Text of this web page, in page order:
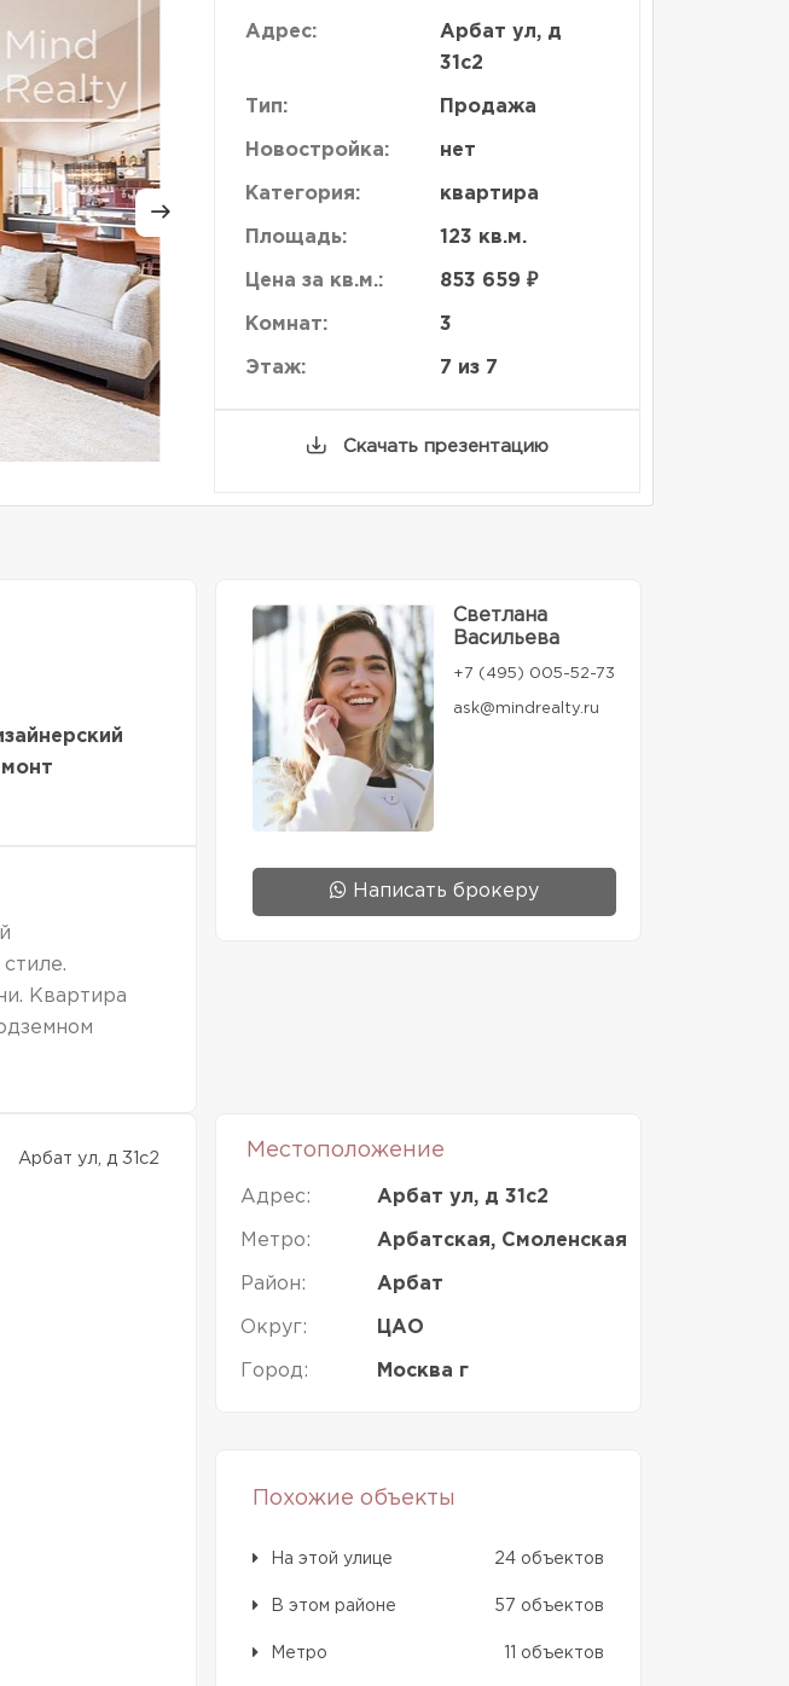
Адрес:
Арбат ул, д
31с2
Тип: Продажа
Новостройка: нет
Категория: квартира
Площадь: 123 кв.м.
Цена за кв.м.: 853 659 ₽
Комнат: 3
Этаж: 7 из 7
Скачать презентацию
Квартира
Светлана
Васильева
+7 (495) 005-52-73
ask@mindrealty.ru
Написать брокеру
Арбат ул, д 31с2 Местоположение
Адрес: Арбат ул, д 31с2
Метро: Арбатская, Смоленская
Район: Арбат
Округ: ЦАО
Город: Москва г
Похожие объекты
На этой улице 24 объектов
В этом районе 57 объектов
Метро 11 объектов